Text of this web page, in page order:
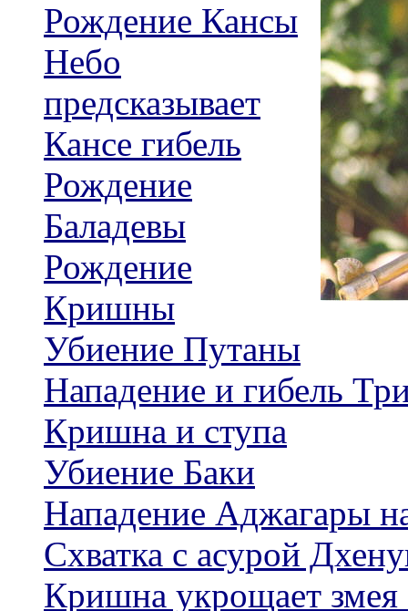
Рождение Кансы
Небо
предсказывает
Кансе гибель
Рождение
Баладевы
Рождение
Кришны
Убиение Путаны
Нападение и гибель
Кришна и ступа
Убиение Баки
Нападение Аджагары
Схватка с асурой
Кришна укрощает